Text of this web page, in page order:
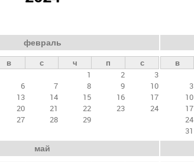
февраль
в с ч п
с
1
2
3
6 7 8 9
10
13 14 15 16
17
20 21 22 23
24
27 28 29
в
3
10
17
24
31
май